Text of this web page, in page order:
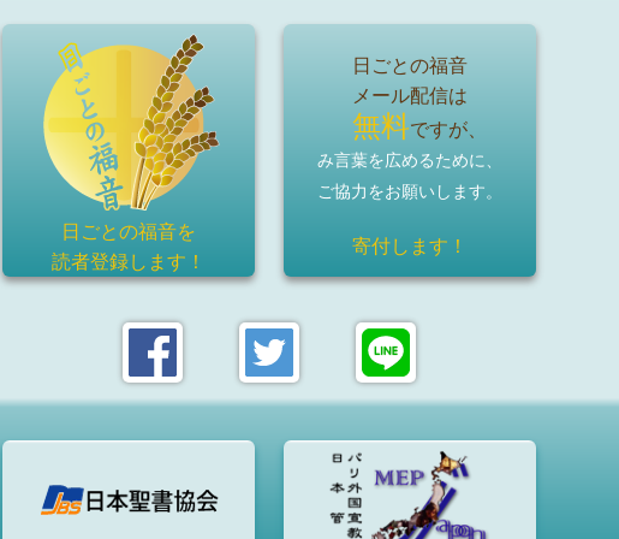
日ごとの福音を
読者登録します！
日ごとの福音
メール配信は
無料ですが、
み言葉を広めるために、
ご協力をお願いします。
寄付します！